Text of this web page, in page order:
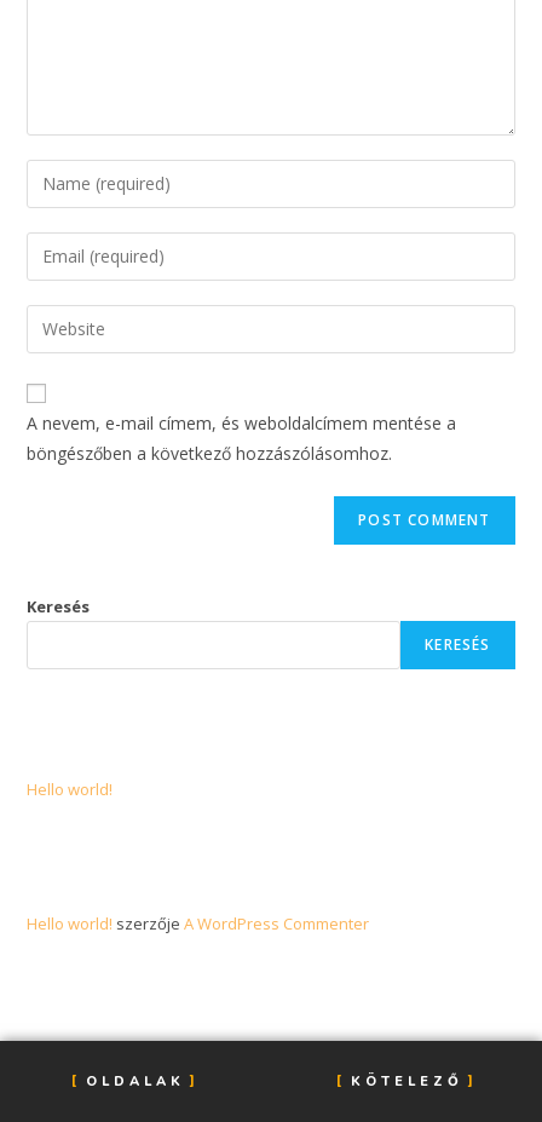
A nevem, e-mail címem, és weboldalcímem mentése a
böngészőben a következő hozzászólásomhoz.
Keresés
KERESÉS
Hello world!
Hello world! szerzőjeA WordPress Commenter
OLDALAK KÖTELEZŐ